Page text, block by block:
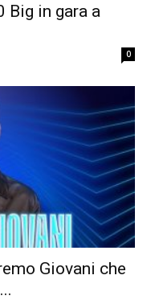
Big in gara a
0
Giovani che